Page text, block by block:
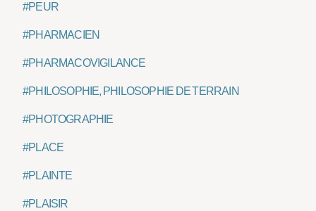
#PEUR
#PHARMACIEN
#PHARMACOVIGILANCE
#PHILOSOPHIE, PHILOSOPHIE DE TERRAIN
#PHOTOGRAPHIE
#PLACE
#PLAINTE
#PLAISIR